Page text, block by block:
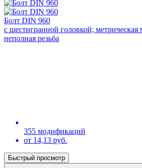
Болт DIN 960
с шестигранной головкой; метрическая
неполная резьба
355 модификаций
от 14,13 руб.
Быстрый просмотр